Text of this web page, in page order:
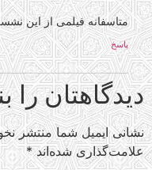
متاسفانه فیلمی از این
پاسخ
دیدگاهتان را
نشانی ایمیل شما منتشر
علامت‌گذاری شده‌اند*